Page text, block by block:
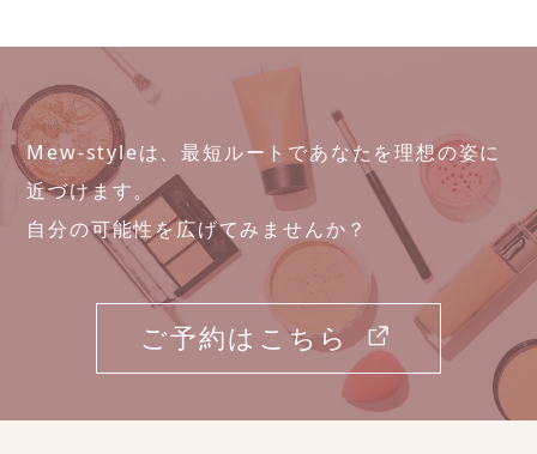
Mew-styleは、最短ルートであなたを理想の姿に
近づけます。
自分の可能性を広げてみませんか？
ご予約はこちら